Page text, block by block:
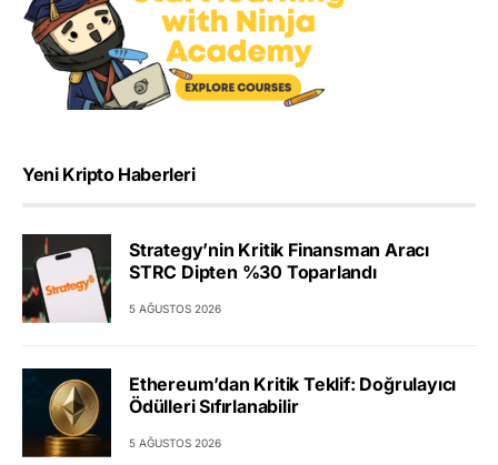
Yeni Kripto Haberleri
Strategy’nin Kritik Finansman Aracı
STRC Dipten %30 Toparlandı
5 AĞUSTOS 2026
Ethereum’dan Kritik Teklif: Doğrulayıcı
Ödülleri Sıfırlanabilir
5 AĞUSTOS 2026